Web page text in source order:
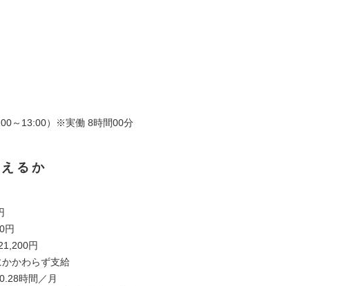
～13:00）※実働 8時間00分
るか
円
円
かわらず支給
時間／月